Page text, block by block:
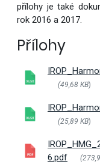
přílohy je také
rok 2016 a 2017.
Přílohy
(49,68 KB)
(25,89 KB)
6.pdf